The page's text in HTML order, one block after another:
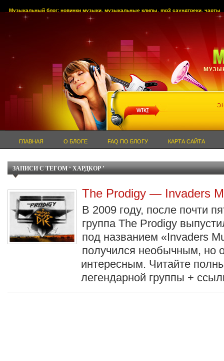
Музыкальный блог: новинки музыки, музыкальные клипы, mp3 саундтреки, чарты
ГЛАВНАЯ О БЛОГЕ FAQ ПО БЛОГУ КАРТА САЙТА
ЗАПИСИ С ТЕГОМ ‘ ХАРДКОР ’
The Prodigy — Invaders
В 2009 году, после почти
группа The Prodigy
под названием «Invaders
получился необычным, но
интересным. Читайте
легендарной группы +